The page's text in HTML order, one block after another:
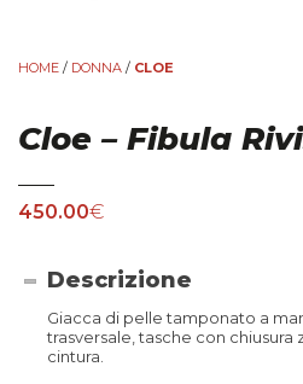
HOME / DONNA / CLOE
Cloe – Fibula
450.00€
Descrizione
Giacca di pelle tamponato a
trasversale, tasche con chiusura
cintura.